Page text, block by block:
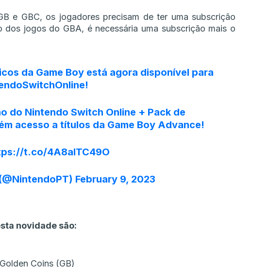
e GBC, os jogadores precisam de ter uma subscrição
dos jogos do GBA, é necessária uma subscrição mais o
da Game Boy está agora disponível para
!
do Nintendo Switch Online + Pack de
acesso a títulos da Game Boy Advance!
t.co/4A8alTC49O
February 9, 2023
novidade são:
Coins (GB)